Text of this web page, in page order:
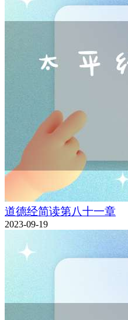
道德经简读第八十一章
2023-09-19